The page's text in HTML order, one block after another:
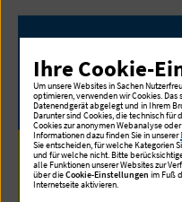
Ihre Cookie-
Um unsere Websites in Sachen
optimieren, verwenden wir Cookies.
Datenendgerät abgelegt und in Ihrem
Darunter sind Cookies, die technisch für
Cookies zur anonymen Webanalyse
Informationen dazu finden Sie in unserer
Sie entscheiden, für welche Kategorien
und für welche nicht. Bitte
alle Funktionen unserer Websites zur
über dieCookie-Einstellungen im Fuß
Internetseite aktivieren.